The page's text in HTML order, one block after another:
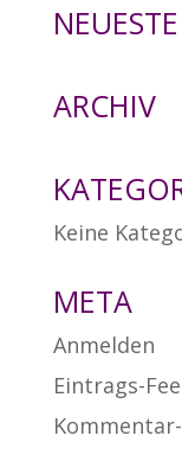
ARCHIV
Keine
META
Anmelden
Eintrags-